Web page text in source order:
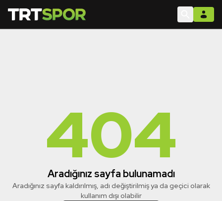
404
Aradığınız sayfa bulunamadı
Aradığınız sayfa kaldırılmış, adı değiştirilmiş ya da geçici olarak
kullanım dışı olabilir